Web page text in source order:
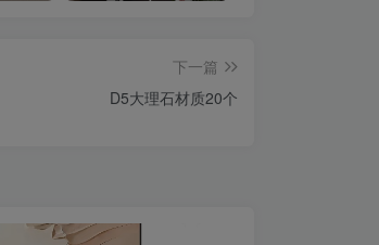
下一篇
D5大理石材质20个